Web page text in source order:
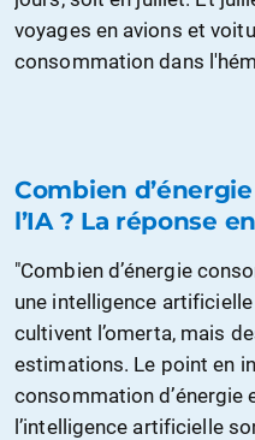
voyages en avions et
consommation dans
Combien
l’IA ? La réponse
"Combien d’énergie
une intelligence
cultivent l’omerta, mais
estimations. Le point en
consommation d’énergie
l’intelligence artificielle